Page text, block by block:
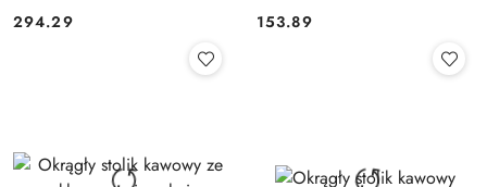
Cena:
294.29 Cena:
153.89